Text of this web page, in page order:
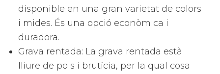
disponible en una gran varietat de colors
i mides. És una opció econòmica i
duradora.
Grava rentada: La grava rentada està
lliure de pols i brutícia, per la qual cosa